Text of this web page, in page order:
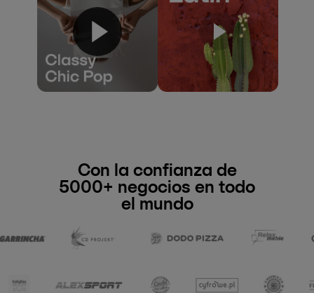
Con la confianza de
5000+ negocios en todo
el mundo